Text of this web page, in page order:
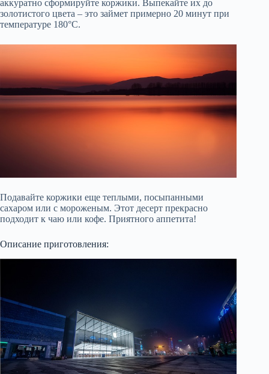
аккуратно сформируйте коржики. Выпекайте их до
золотистого цвета – это займет примерно 20 минут при
температуре 180°C.
Подавайте коржики еще теплыми, посыпанными
сахаром или с мороженым. Этот десерт прекрасно
подходит к чаю или кофе. Приятного аппетита!
Описание приготовления: